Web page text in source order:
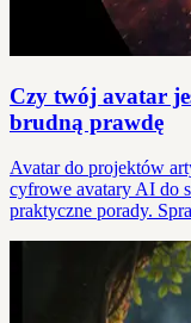
Czy twój avatar
brudną prawdę
Avatar do projektów
cyfrowe avatary AI do
praktyczne porady.